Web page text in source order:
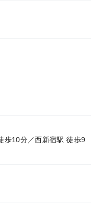
歩10分／西新宿駅 徒歩9